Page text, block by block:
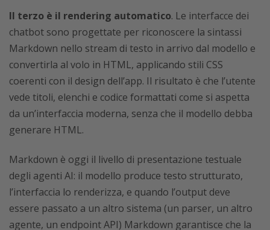
Il terzo è il rendering automatico. Le interfacce dei
chatbot sono progettate per riconoscere la sintassi
Markdown nello stream di testo in arrivo dal modello e
convertirla al volo in HTML, applicando stili CSS
coerenti con il design dell’app. Il risultato è che l’utente
vede titoli, elenchi e codice formattati come si aspetta
da un’interfaccia moderna, senza che il modello debba
generare HTML.
Markdown è oggi il livello di presentazione testuale
degli agenti AI: il modello produce testo strutturato,
l’interfaccia lo renderizza, e quando l’output deve
essere passato a un altro sistema (un parser, un altro
agente, un endpoint API) Markdown garantisce che la